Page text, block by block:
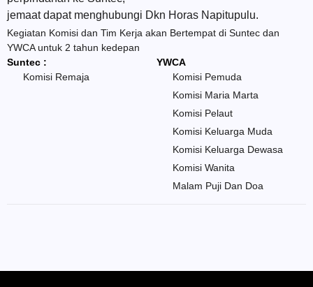
jemaat dapat menghubungi Dkn Horas Napitupulu.
Kegiatan Komisi dan Tim Kerja akan Bertempat di Suntec dan
YWCA untuk 2 tahun kedepan
Suntec :
Komisi Remaja
YWCA
Komisi Pemuda
Komisi Maria Marta
Komisi Pelaut
Komisi Keluarga Muda
Komisi Keluarga Dewasa
Komisi Wanita
Malam Puji Dan Doa